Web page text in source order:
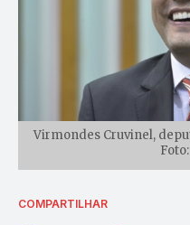
Virmondes Cruvinel,
COMPARTILHAR